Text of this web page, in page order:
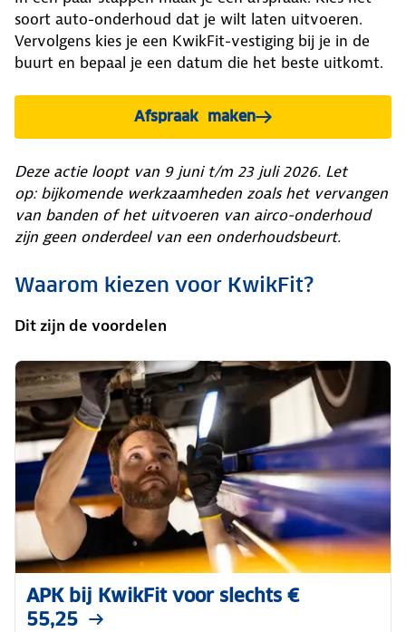
soort auto-onderhoud dat je wilt laten uitvoeren.
Vervolgens kies je een KwikFit-vestiging bij je in de
buurt en bepaal je een datum die het beste uitkomt.
Afspraak maken
Deze actie loopt van 9 juni t/m 23 juli 2026. Let
op: bijkomende werkzaamheden zoals het vervangen
van banden of het uitvoeren van airco-onderhoud
zijn geen onderdeel van een onderhoudsbeurt.
Waarom kiezen voor KwikFit?
Dit zijn de voordelen
APK bij KwikFit voor slechts €
55,25